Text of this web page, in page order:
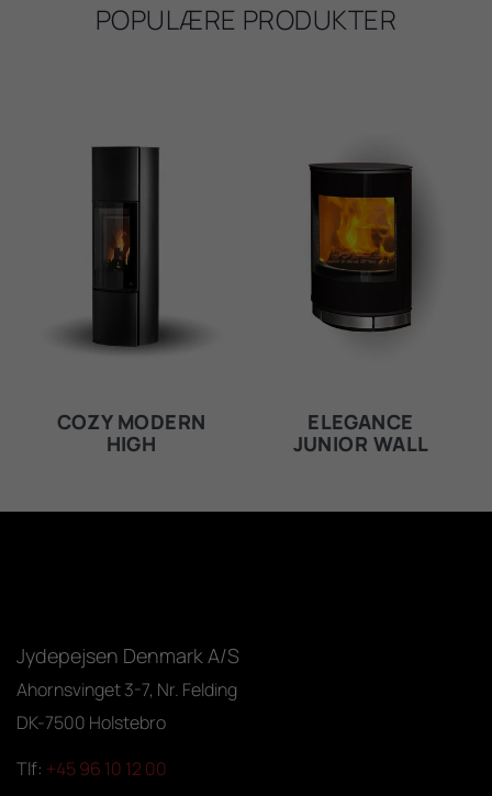
POPULÆRE PRODUKTER
COZY MODERN
HIGH
ELEGANCE
JUNIOR WALL
Jydepejsen Denmark A/S
Ahornsvinget 3-7, Nr. Felding
DK-7500 Holstebro
Tlf: +45 96 10 12 00